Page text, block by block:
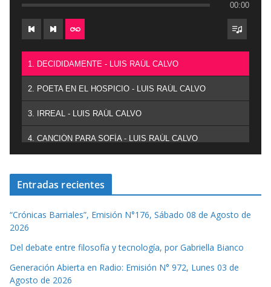
00:00
1. DECIDIDAMENTE - LUIS RAÚL CALVO
2. POETA EN EL HOSPICIO - LUIS RAÚL CALVO
3. IRREAL - LUIS RAÚL CALVO
4. CANCIÓN PARA SOFÍA - LUIS RAÚL CALVO
Entradas recientes
“Crónicas Barriales”, Emisión N°176, Sábado 08 de Agosto de
2026
Del debate entre filosofía y tecnología, por Gabriella Bianco
Generación Abierta en Radio: Emisión N° 972, Lunes 03 de
Agosto de 2026